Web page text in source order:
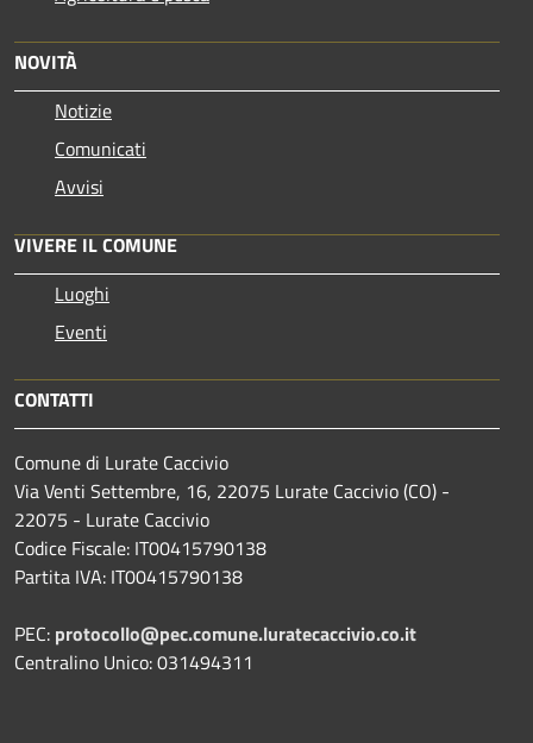
NOVITÀ
Notizie
Comunicati
Avvisi
VIVERE IL COMUNE
Luoghi
Eventi
CONTATTI
Comune di Lurate Caccivio
Via Venti Settembre, 16, 22075 Lurate Caccivio (CO) -
22075 - Lurate Caccivio
Codice Fiscale: IT00415790138
Partita IVA: IT00415790138
PEC: protocollo@pec.comune.luratecaccivio.co.it
Centralino Unico: 031494311